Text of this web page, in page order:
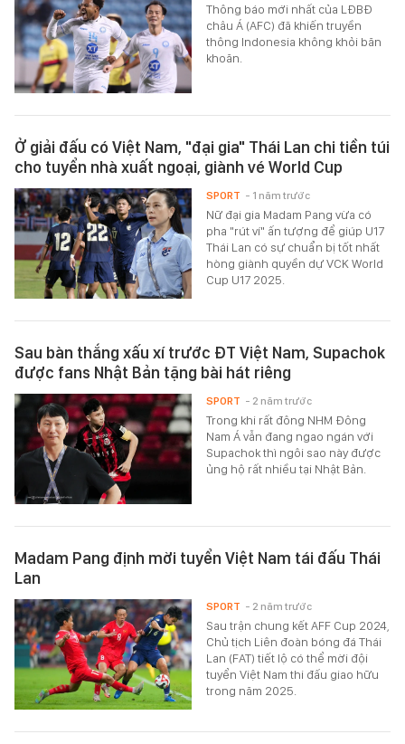
Thông báo mới nhất của LĐBĐ
châu Á (AFC) đã khiến truyền
thông Indonesia không khỏi băn
khoăn.
Ở giải đấu có Việt Nam, "đại gia" Thái Lan chi tiền túi
cho tuyển nhà xuất ngoại, giành vé World Cup
Nữ đại gia Madam Pang vừa có
pha "rút ví" ấn tượng để giúp U17
Thái Lan có sự chuẩn bị tốt nhất
hòng giành quyền dự VCK World
Cup U17 2025.
SPORT - 1 năm trước
Sau bàn thắng xấu xí trước ĐT Việt Nam, Supachok
được fans Nhật Bản tặng bài hát riêng
Trong khi rất đông NHM Đông
Nam Á vẫn đang ngao ngán với
Supachok thì ngôi sao này được
ủng hộ rất nhiều tại Nhật Bản.
SPORT - 2 năm trước
Madam Pang định mời tuyển Việt Nam tái đấu Thái
Lan
Sau trận chung kết AFF Cup 2024,
Chủ tịch Liên đoàn bóng đá Thái
Lan (FAT) tiết lộ có thể mời đội
tuyển Việt Nam thi đấu giao hữu
trong năm 2025.
SPORT - 2 năm trước